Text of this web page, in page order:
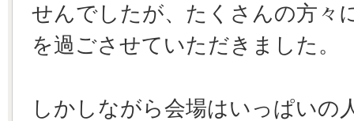
せんでしたが、たくさんの方々
を過ごさせていただきました。
しかしながら会場はいっぱいの